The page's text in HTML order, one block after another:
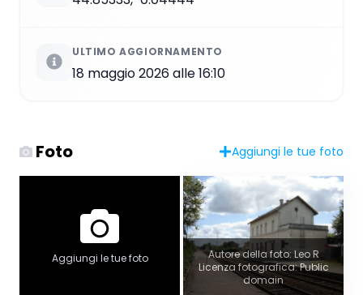
ULTIMO AGGIORNAMENTO
18 maggio 2026 alle 16:10
Foto Aggiungi le tue foto
Aggiungi le tue foto
Autore della foto: Leo R
Licenza fotografica: Public
domain